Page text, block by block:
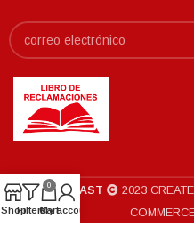
POLINPLAST 2023
ShopFilters
0
Cart
My account